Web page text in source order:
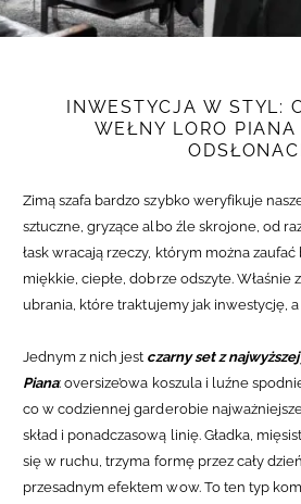
INWESTYCJA W STYL:
WEŁNY LORO PIANA
Zimą szafa bardzo szybko weryfikuje
sztuczne, gryzące albo źle skrojone, od
łask wracają rzeczy, którym można
miękkie, ciepłe, dobrze odszyte. Właśnie
ubrania, które traktujemy jak inwestycję,
Jednym z nich jest czarny set z
Piana: oversize’owa koszula i luźne
co w codziennej garderobie
skład i ponadczasową linię. Gładka,
się w ruchu, trzyma formę przez cały
przesadnym efektem wow. To ten typ